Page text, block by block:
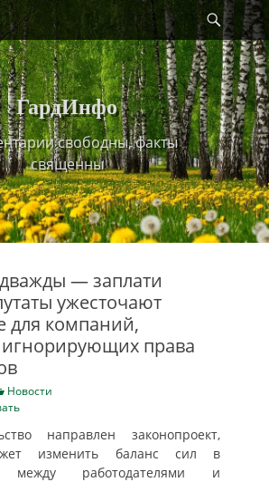
ГардИнфо
свободны, факты
священны
— заплати
ужесточают
для компаний,
права
Новости
направлен законопроект,
изменить баланс сил в
между работодателями и